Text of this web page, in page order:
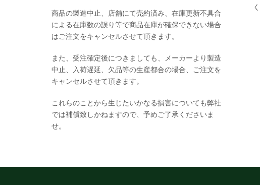
商品の製造中止、店舗にて売約済み、在庫更新不具合
による在庫数の誤り等で商品在庫が確保できない場合
はご注文をキャンセルさせて頂きます。
また、受注確定後につきましても、メーカーより製造
中止、入荷遅延、欠品等の生産都合の場合、ご注文を
キャンセルさせて頂きます。
これらのことから生じたいかなる損害についても弊社
では補償致しかねますので、予めご了承くださいま
せ。